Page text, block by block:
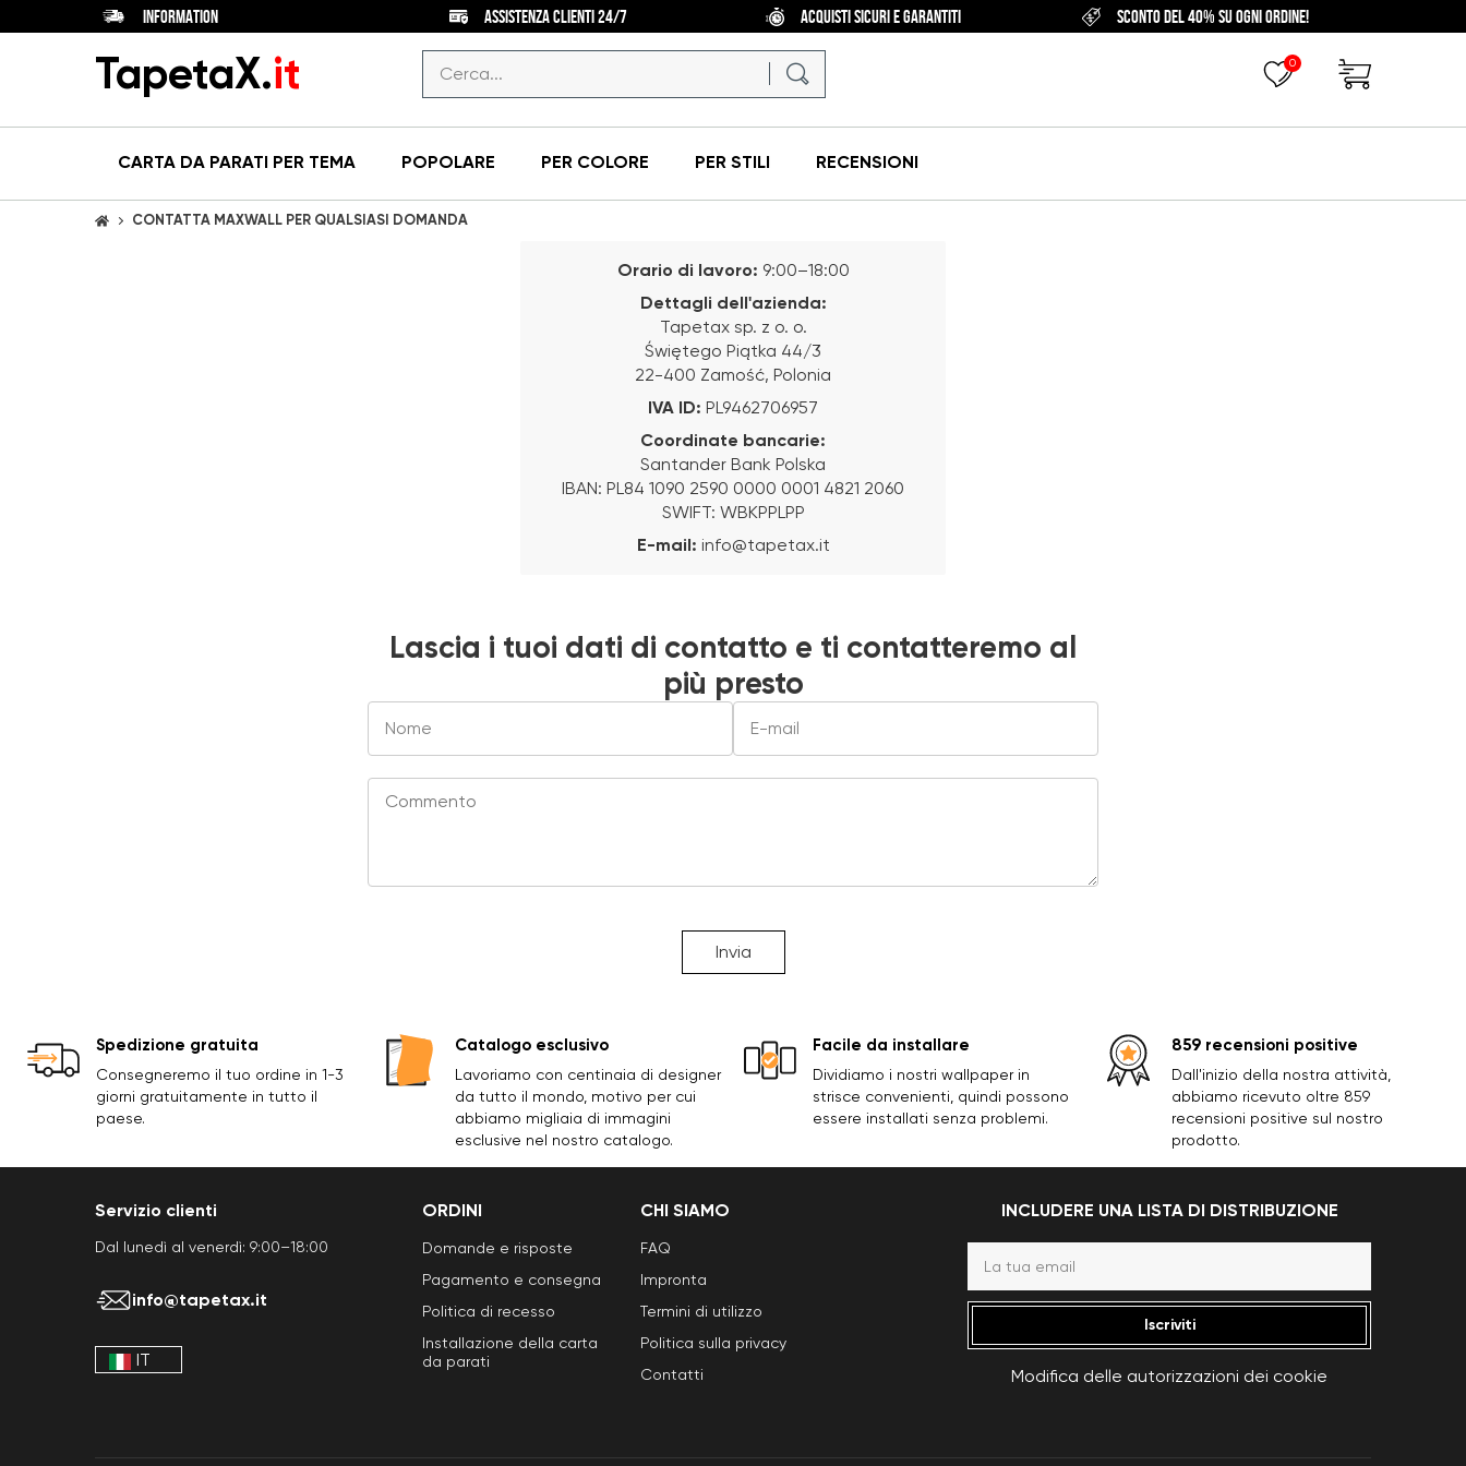
INFORMATION ASSISTENZA CLIENTI 24/7 ACQUISTI SICURI E GARANTITI SCONTO DEL 40% SU OGNI ORDINE!
TapetaX.it 0
CARTA DA PARATI PER TEMA POPOLARE PER COLORE PER STILI RECENSIONI
CASA CONTATTA MAXWALL PER QUALSIASI DOMANDA
Orario di lavoro: 9:00–18:00
Dettagli dell'azienda:
Tapetax sp. z o. o.
Świętego Piątka 44/3
22-400 Zamość, Polonia
IVA ID: PL9462706957
Coordinate bancarie:
Santander Bank Polska
IBAN: PL84 1090 2590 0000 0001 4821 2060
SWIFT: WBKPPLPP
E-mail: info@tapetax.it
Lascia i tuoi dati di contatto e ti contatteremo al
più presto
Invia
Spedizione gratuita
Consegneremo il tuo ordine in 1-3
giorni gratuitamente in tutto il
paese.
Catalogo esclusivo
Lavoriamo con centinaia di designer
da tutto il mondo, motivo per cui
abbiamo migliaia di immagini
esclusive nel nostro catalogo.
Facile da installare
Dividiamo i nostri wallpaper in
strisce convenienti, quindi possono
essere installati senza problemi.
859 recensioni positive
Dall'inizio della nostra attività,
abbiamo ricevuto oltre 859
recensioni positive sul nostro
prodotto.
Servizio clienti
Dal lunedì al venerdì: 9:00–18:00
info@tapetax.it
IT
ORDINI
Domande e risposte
Pagamento e consegna
Politica di recesso
Installazione della carta
da parati
CHI SIAMO
FAQ
Impronta
Termini di utilizzo
Politica sulla privacy
Contatti
INCLUDERE UNA LISTA DI DISTRIBUZIONE
Iscriviti
Modifica delle autorizzazioni dei cookie